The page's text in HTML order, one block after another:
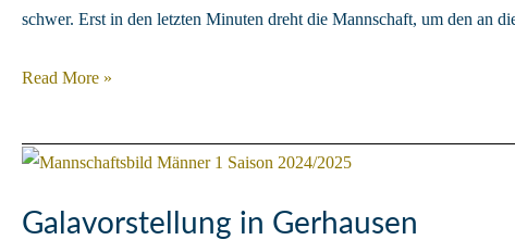
schwer. Erst in den letzten Minuten dreht die Mannschaft, um den an
HSG
irres
in
Read More »
Galavorstellung in Gerhausen